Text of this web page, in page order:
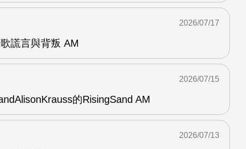
謊言與背叛 AM
2026/07/17
的RisingSand AM
2026/07/15
2026/07/13